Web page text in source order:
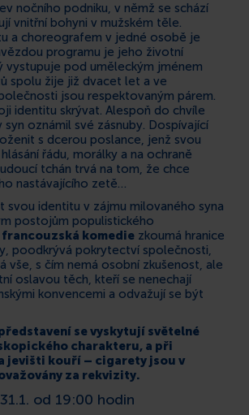
nočního podniku, v němž se schází
vnitřní bohyni v mužském těle.
a choreografem v jedné osobě je
programu je jeho životní
vystupuje pod uměleckým jménem
spolu žije již dvacet let a ve
jsou respektovaným párem.
identitu skrývat. Alespoň do chvíle
syn oznámil své zásnuby. Dospívající
s dcerou poslance, jenž svou
řádu, morálky a na ochraně
tchán trvá na tom, že chce
nastávajícího zetě…
svou identitu v zájmu milovaného syna
postojům populistického
komedie zkoumá hranice
poodkrývá pokrytectví společnosti,
vše, s čím nemá osobní zkušenost, ale
oslavou těch, kteří se nenechají
konvencemi a odvažují se být
představení se vyskytují světelné
charakteru, a při
jevišti kouří – cigarety jsou v
za rekvizity.
od 19:00 hodin